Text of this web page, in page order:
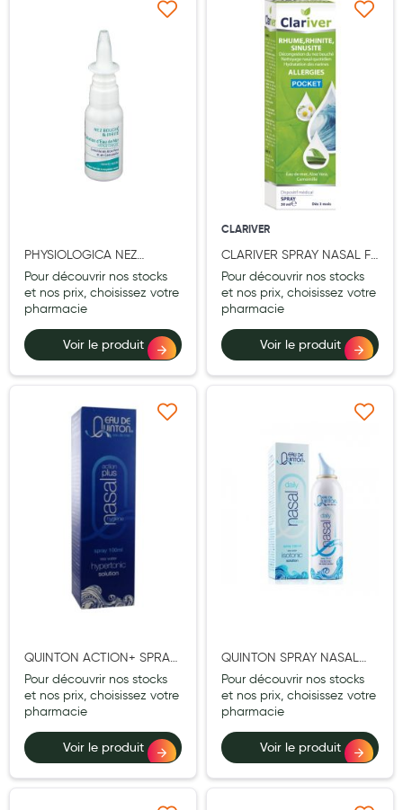
Crème solaire - Visage et corps
Préservatifs - Gels lubrifiants
Accessoires, coutellerie, brosserie
Beauté au naturel
Huiles
Soins bébé
Laits infantiles
Biberons et tétines
Toilette du bébé
Accessoires bébé
Alimentation
Soins enfant
Tisanes allaitement et compléments alimentaires
Accessoires maternité
Gammes spécifiques tisanes allaitement et compléments
maternité
Nature
PHYSIOLOGICA NEZ
BOUCHE IRRITE SPRAY
30ML
Pour découvrir nos stocks
et nos prix, choisissez votre
pharmacie
Voir le produit
Ajouter à ma liste d’envie
CLARIVER
CLARIVER SPRAY NASAL FL
30ML
Pour découvrir nos stocks
et nos prix, choisissez votre
pharmacie
Voir le produit
Ajouter à ma liste
QUINTON ACTION+ SPRAY
NASAL HYPERTONIQUE
100ML
Pour découvrir nos stocks
et nos prix, choisissez votre
pharmacie
Voir le produit
Ajouter à ma liste d’envie
QUINTON SPRAY NASAL
ISOTONIQUE JOURNALIER
100ML
Pour découvrir nos stocks
et nos prix, choisissez votre
pharmacie
Voir le produit
Ajouter à ma liste